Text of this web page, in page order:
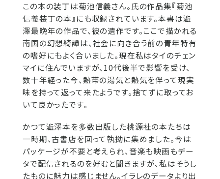
この本の装丁は菊池信義さん。氏の作品集『菊池
信義装丁の本』にも収録されています。本書は澁
澤最晩年の作品で、彼の遺作です。ここで描かれる
南国の幻想綺譚は、社会に向き合う前の青年特有
の嗜好にもよく合いました。現在私はタイのチェン
マイに住んでいますが、10代後半で影響を受け、
数十年経った今、熱帯の湯気と熱気を伴って現実
味を持って返って来たようです。捨てずに取ってお
いて良かったです。
かつて澁澤本を多数出版した桃源社の本たちは
一時期、古書店を回って執拗に集めました。今は
パッケージが不要と考えられ、音楽も映画もデー
タで配信されるのを好むと聞きますが、私はそうし
たものに魅力は感じません。イラレのデータより出